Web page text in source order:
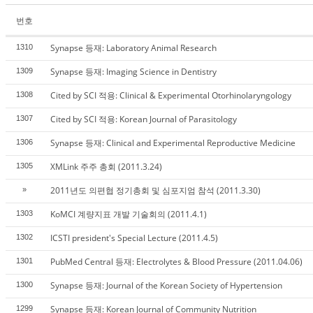
번호
1310 Synapse 등재: Laboratory Animal Research
1309 Synapse 등재: Imaging Science in Dentistry
1308 Cited by SCI 적용: Clinical & Experimental Otorhinolaryngology
1307 Cited by SCI 적용: Korean Journal of Parasitology
1306 Synapse 등재: Clinical and Experimental Reproductive Medicine
1305 XMLink 주주 총회 (2011.3.24)
» 2011년도 의편협 정기총회 및 심포지엄 참석 (2011.3.30)
1303 KoMCI 계량지표 개발 기술회의 (2011.4.1)
1302 ICSTI president's Special Lecture (2011.4.5)
1301 PubMed Central 등재: Electrolytes & Blood Pressure (2011.04.06)
1300 Synapse 등재: Journal of the Korean Society of Hypertension
1299 Synapse 등재: Korean Journal of Community Nutrition